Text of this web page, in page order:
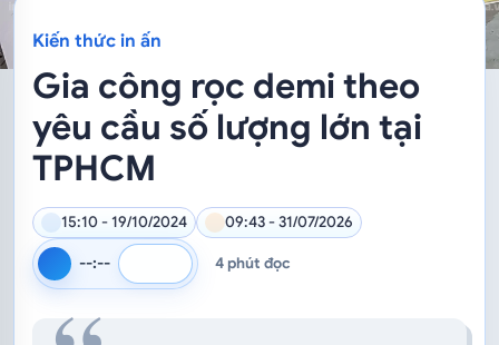
Kiến thức in ấn
Gia công rọc demi theo
yêu cầu số lượng lớn tại
TPHCM
15:10 - 19/10/2024 09:43 - 31/07/2026
4 phút đọc
Đọc bằng giọng mặc định của trình duyệt
--:-- Tốc độ đọc